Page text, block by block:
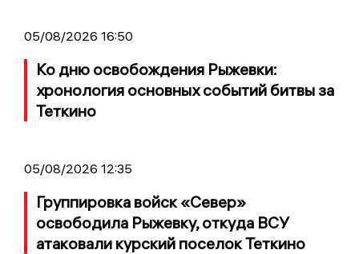
05/08/2026 16:50
Ко дню освобождения Рыжевки:
хронология основных событий битвы за
Теткино
05/08/2026 12:35
Группировка войск «Север»
освободила Рыжевку, откуда ВСУ
атаковали курский поселок Теткино